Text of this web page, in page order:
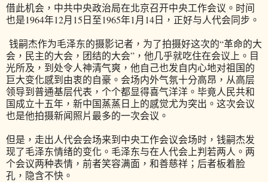
借此机会，中共中央政治局在北京召开中央工作会议。时间
也是1964年12月15日至1965年1月14日，正好与人代会同步。
钱嗣杰作为毛泽东的摄影记者，为了拍摄好这次的“革命的大
会，民主的大会，团结的大会”，他几乎就吃住在会议上。目
光所及，到处令人神清气爽，他自己也发自内心地对祖国的
巨大变化感到由衷的自豪。会场内外气氛十分高昂，从高层
领导到普通基层代表，个个都显得喜气洋洋。毕竟人民共和
国成立十五年，新中国蒸蒸日上的感觉尤为突出。这次会议
也是他拍摄新闻照片最多的一次会议。
但是，走出人代会会场来到中央工作会议会场时，钱嗣杰发
现了毛泽东情绪的变化。毛泽东与在人代会上判若两人。两
个会议两种表情，前者笑容满面，和善慈祥；后者板着脸
孔，隐含不快。